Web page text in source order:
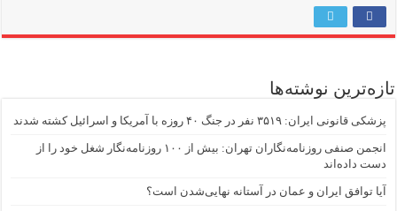
تازه‌ترین نوشته‌ها
پزشکی قانونی ایران: ۳۵۱۹ نفر در جنگ ۴۰ روزه با آمریکا و اسرائیل کشته شدند
انجمن صنفی روزنامه‌نگاران تهران: بیش از ۱۰۰ روزنامه‌نگار شغل خود را از
دست داده‌اند
آیا توافق ایران و عمان در آستانه نهایی‌شدن است؟